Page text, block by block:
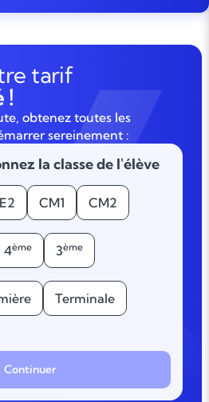
tarif
!
obtenez toutes les
sereinement :
la classe de l'élève
CM1 CM2
4ème 3ème
Terminale
Continuer